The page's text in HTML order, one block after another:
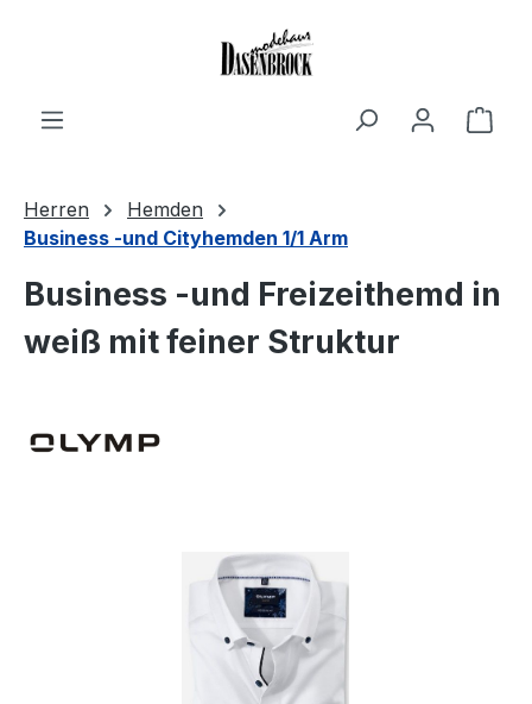
Herren
Hemden
Business -und Cityhemden 1/1 Arm
Business -und Freizeithemd in
weiß mit feiner Struktur
Bildergalerie überspringen